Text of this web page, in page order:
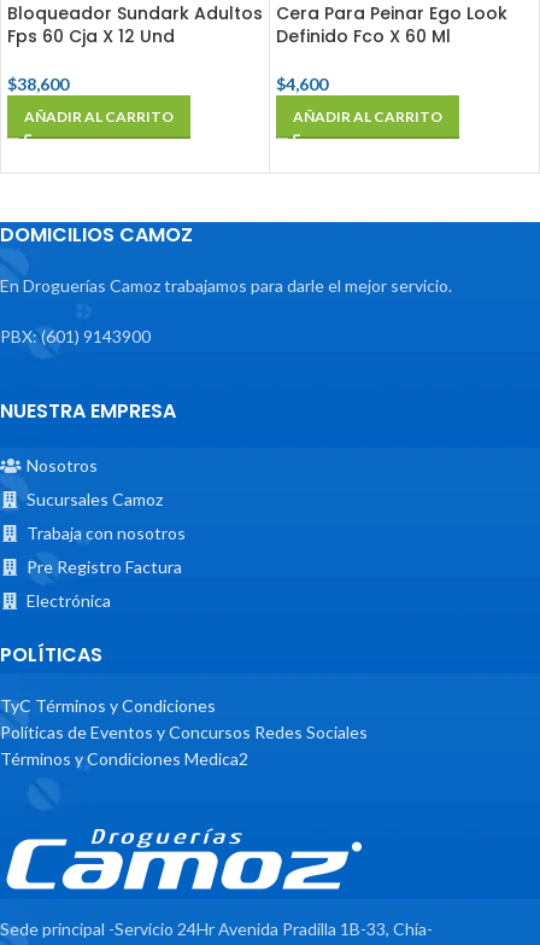
Bloqueador Sundark Adultos
Fps 60 Cja X 12 Und
$38,600
AÑADIR AL CARRITO
Cera Para Peinar Ego Look
Definido Fco X 60 Ml
$4,600
AÑADIR AL CARRITO
DOMICILIOS CAMOZ
En Droguerías Camoz trabajamos para darle el mejor servicio.
PBX: (601) 9143900
NUESTRA EMPRESA
Nosotros
Sucursales Camoz
Trabaja con nosotros
Pre Registro Factura
Electrónica
POLÍTICAS
TyC Términos y Condiciones
Políticas de Eventos y Concursos Redes Sociales
Términos y Condiciones Medica2
Sede principal -Servicio 24Hr Avenida Pradilla 1B-33, Chía-